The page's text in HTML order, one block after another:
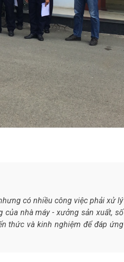
có nhiều công việc phải xử lý
của nhà máy - xưởng sản xuất, số
thức và kinh nghiệm để đáp ứng